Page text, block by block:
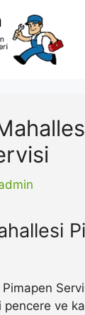
ve